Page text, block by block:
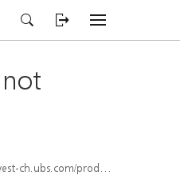
produkt/detail/index/isin/CH1562164942